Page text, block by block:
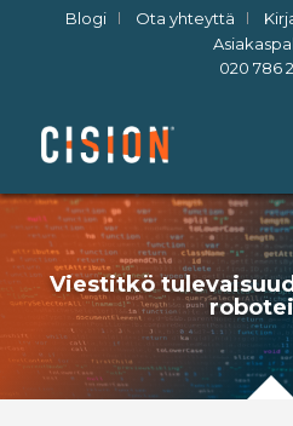
Blogi Ota yhteyttä
020 786
Viestitkö